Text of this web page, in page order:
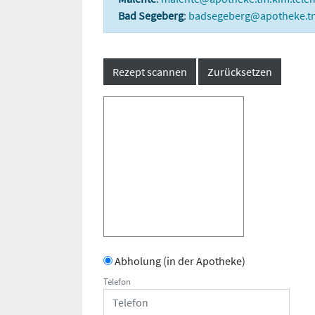
Bad Segeberg:
Rezept scannen Zurücksetzen
Abholung (in der Apotheke)
Telefon